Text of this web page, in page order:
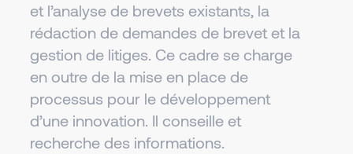
et l’analyse de brevets existants, la
rédaction de demandes de brevet et la
gestion de litiges. Ce cadre se charge
en outre de la mise en place de
processus pour le développement
d’une innovation. Il conseille et
recherche des informations.